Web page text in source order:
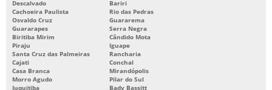
Descalvado
Bariri
Cachoeira Paulista
Rio das Pedras
Osvaldo Cruz
Guararema
Guararapes
Serra Negra
Biritiba Mirim
Cândido Mota
Piraju
Iguape
Santa Cruz das Palmeiras
Rancharia
Cajati
Conchal
Casa Branca
Mirandópolis
Morro Agudo
Pilar do Sul
Juquitiba
Bady Bassitt